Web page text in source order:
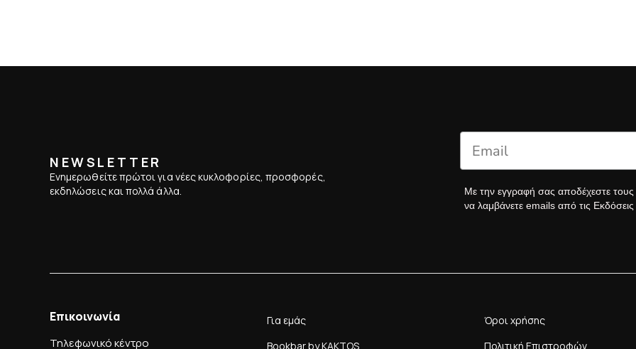
NEWSLETTER
Ενημερωθείτε πρώτοι για νέες κυκλοφορίες, προσφορές,
εκδηλώσεις και πολλά άλλα.
Με την εγγραφή σας αποδέχεστε τους
να λαμβάνετε emails από τις
Επικοινωνία
Τηλεφωνικό κέντρο
Για εμάς
Bookbar by KAKTOS
Όροι χρήσης
Πολιτική Επιστροφών